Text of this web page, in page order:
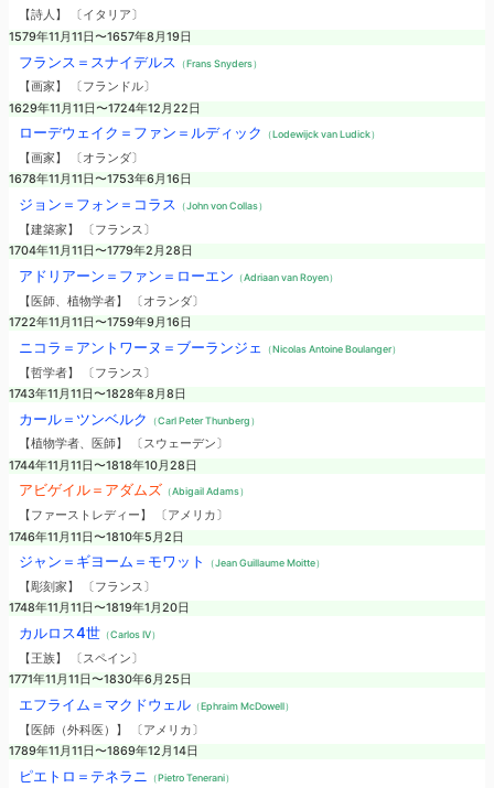
【詩人】 〔イタリア〕
1579年11月11日〜1657年8月19日
フランス＝スナイデルス （Frans Snyders）
【画家】 〔フランドル〕
1629年11月11日〜1724年12月22日
ローデウェイク＝ファン＝ルディック （Lodewijck van Ludick）
【画家】 〔オランダ〕
1678年11月11日〜1753年6月16日
ジョン＝フォン＝コラス （John von Collas）
【建築家】 〔フランス〕
1704年11月11日〜1779年2月28日
アドリアーン＝ファン＝ローエン （Adriaan van Royen）
【医師、植物学者】 〔オランダ〕
1722年11月11日〜1759年9月16日
ニコラ＝アントワーヌ＝ブーランジェ （Nicolas Antoine Boulanger）
【哲学者】 〔フランス〕
1743年11月11日〜1828年8月8日
カール＝ツンベルク （Carl Peter Thunberg）
【植物学者、医師】 〔スウェーデン〕
1744年11月11日〜1818年10月28日
アビゲイル＝アダムズ （Abigail Adams）
【ファーストレディー】 〔アメリカ〕
1746年11月11日〜1810年5月2日
ジャン＝ギヨーム＝モワット （Jean Guillaume Moitte）
【彫刻家】 〔フランス〕
1748年11月11日〜1819年1月20日
カルロス4世（Carlos IV）
【王族】 〔スペイン〕
1771年11月11日〜1830年6月25日
エフライム＝マクドウェル（Ephraim McDowell）
【医師（外科医）】 〔アメリカ〕
1789年11月11日〜1869年12月14日
ピエトロ＝テネラニ （Pietro Tenerani）